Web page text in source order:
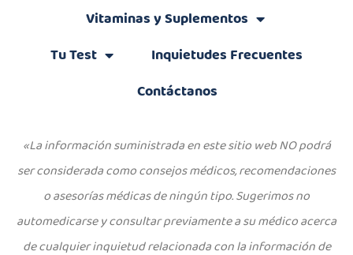
Vitaminas y Suplementos
Tu Test
Inquietudes Frecuentes
Contáctanos
«La información suministrada en este sitio web NO podrá
ser considerada como consejos médicos, recomendaciones
o asesorías médicas de ningún tipo. Sugerimos no
automedicarse y consultar previamente a su médico acerca
de cualquier inquietud relacionada con la información de